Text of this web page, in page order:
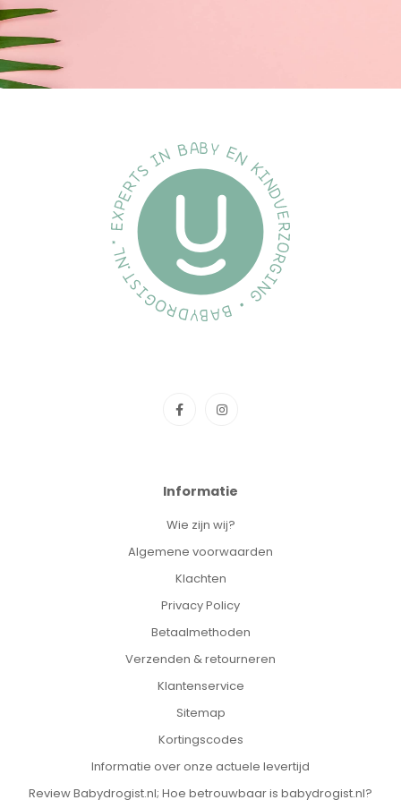
Informatie
Wie zijn wij?
Algemene voorwaarden
Klachten
Privacy Policy
Betaalmethoden
Verzenden & retourneren
Klantenservice
Sitemap
Kortingscodes
Informatie over onze actuele levertijd
Review Babydrogist.nl; Hoe betrouwbaar is babydrogist.nl?